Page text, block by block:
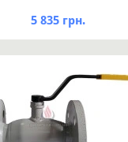
5 835 грн.